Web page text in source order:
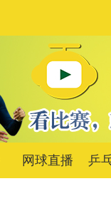
网球直播 乒